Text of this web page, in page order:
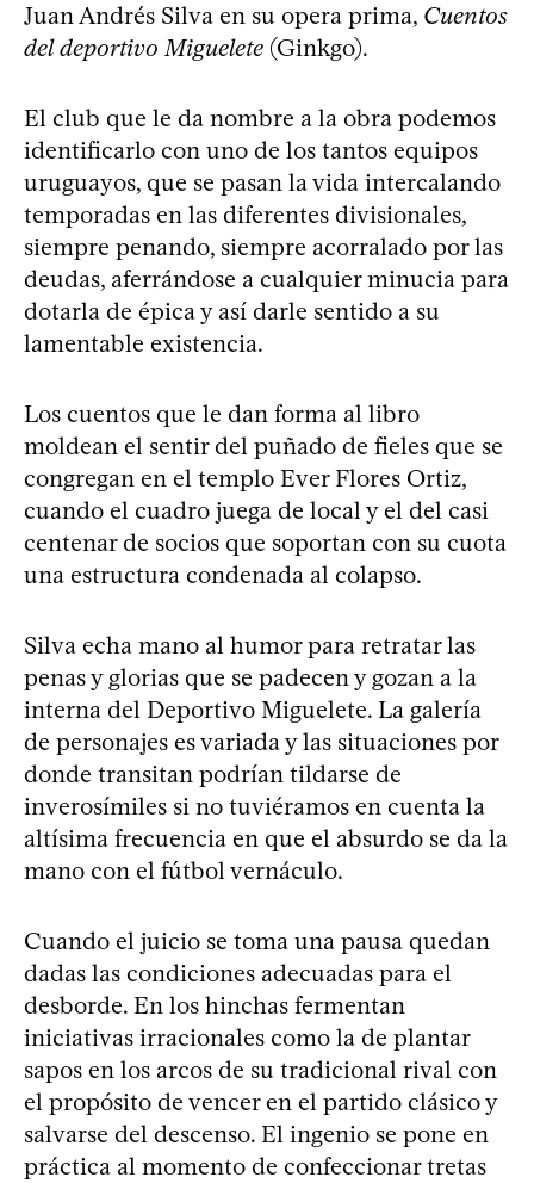
Juan Andrés Silva en su opera prima, Cuentos
del deportivo Miguelete (Ginkgo).
El club que le da nombre a la obra podemos
identificarlo con uno de los tantos equipos
uruguayos, que se pasan la vida intercalando
temporadas en las diferentes divisionales,
siempre penando, siempre acorralado por las
deudas, aferrándose a cualquier minucia para
dotarla de épica y así darle sentido a su
lamentable existencia.
Los cuentos que le dan forma al libro
moldean el sentir del puñado de fieles que se
congregan en el templo Ever Flores Ortiz,
cuando el cuadro juega de local y el del casi
centenar de socios que soportan con su cuota
una estructura condenada al colapso.
Silva echa mano al humor para retratar las
penas y glorias que se padecen y gozan a la
interna del Deportivo Miguelete. La galería
de personajes es variada y las situaciones por
donde transitan podrían tildarse de
inverosímiles si no tuviéramos en cuenta la
altísima frecuencia en que el absurdo se da la
mano con el fútbol vernáculo.
Cuando el juicio se toma una pausa quedan
dadas las condiciones adecuadas para el
desborde. En los hinchas fermentan
iniciativas irracionales como la de plantar
sapos en los arcos de su tradicional rival con
el propósito de vencer en el partido clásico y
salvarse del descenso. El ingenio se pone en
práctica al momento de confeccionar tretas